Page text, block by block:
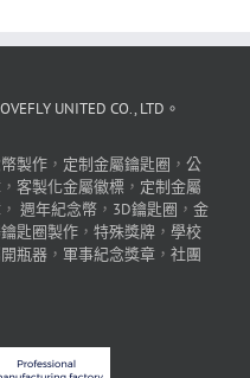
UNITED CO., LTD。
製作 ， 定制金屬鑰匙圈 ， 公
， 客製化金屬徽標 ， 定制金屬
， 週年紀念幣 ， 3D鑰匙圈 ， 金
匙圈製作 ， 特殊獎牌 ， 學校
瓶器 ， 軍事紀念獎章 ， 社團